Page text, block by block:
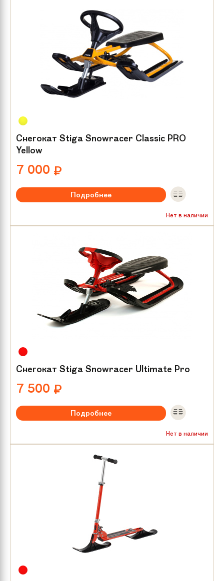
Снегокат Stiga Snowracer Classic PRO
Yellow
7 000 ₽
Подробнее
Нет в наличии
Снегокат Stiga Snowracer Ultimate Pro
7 500 ₽
Подробнее
Нет в наличии